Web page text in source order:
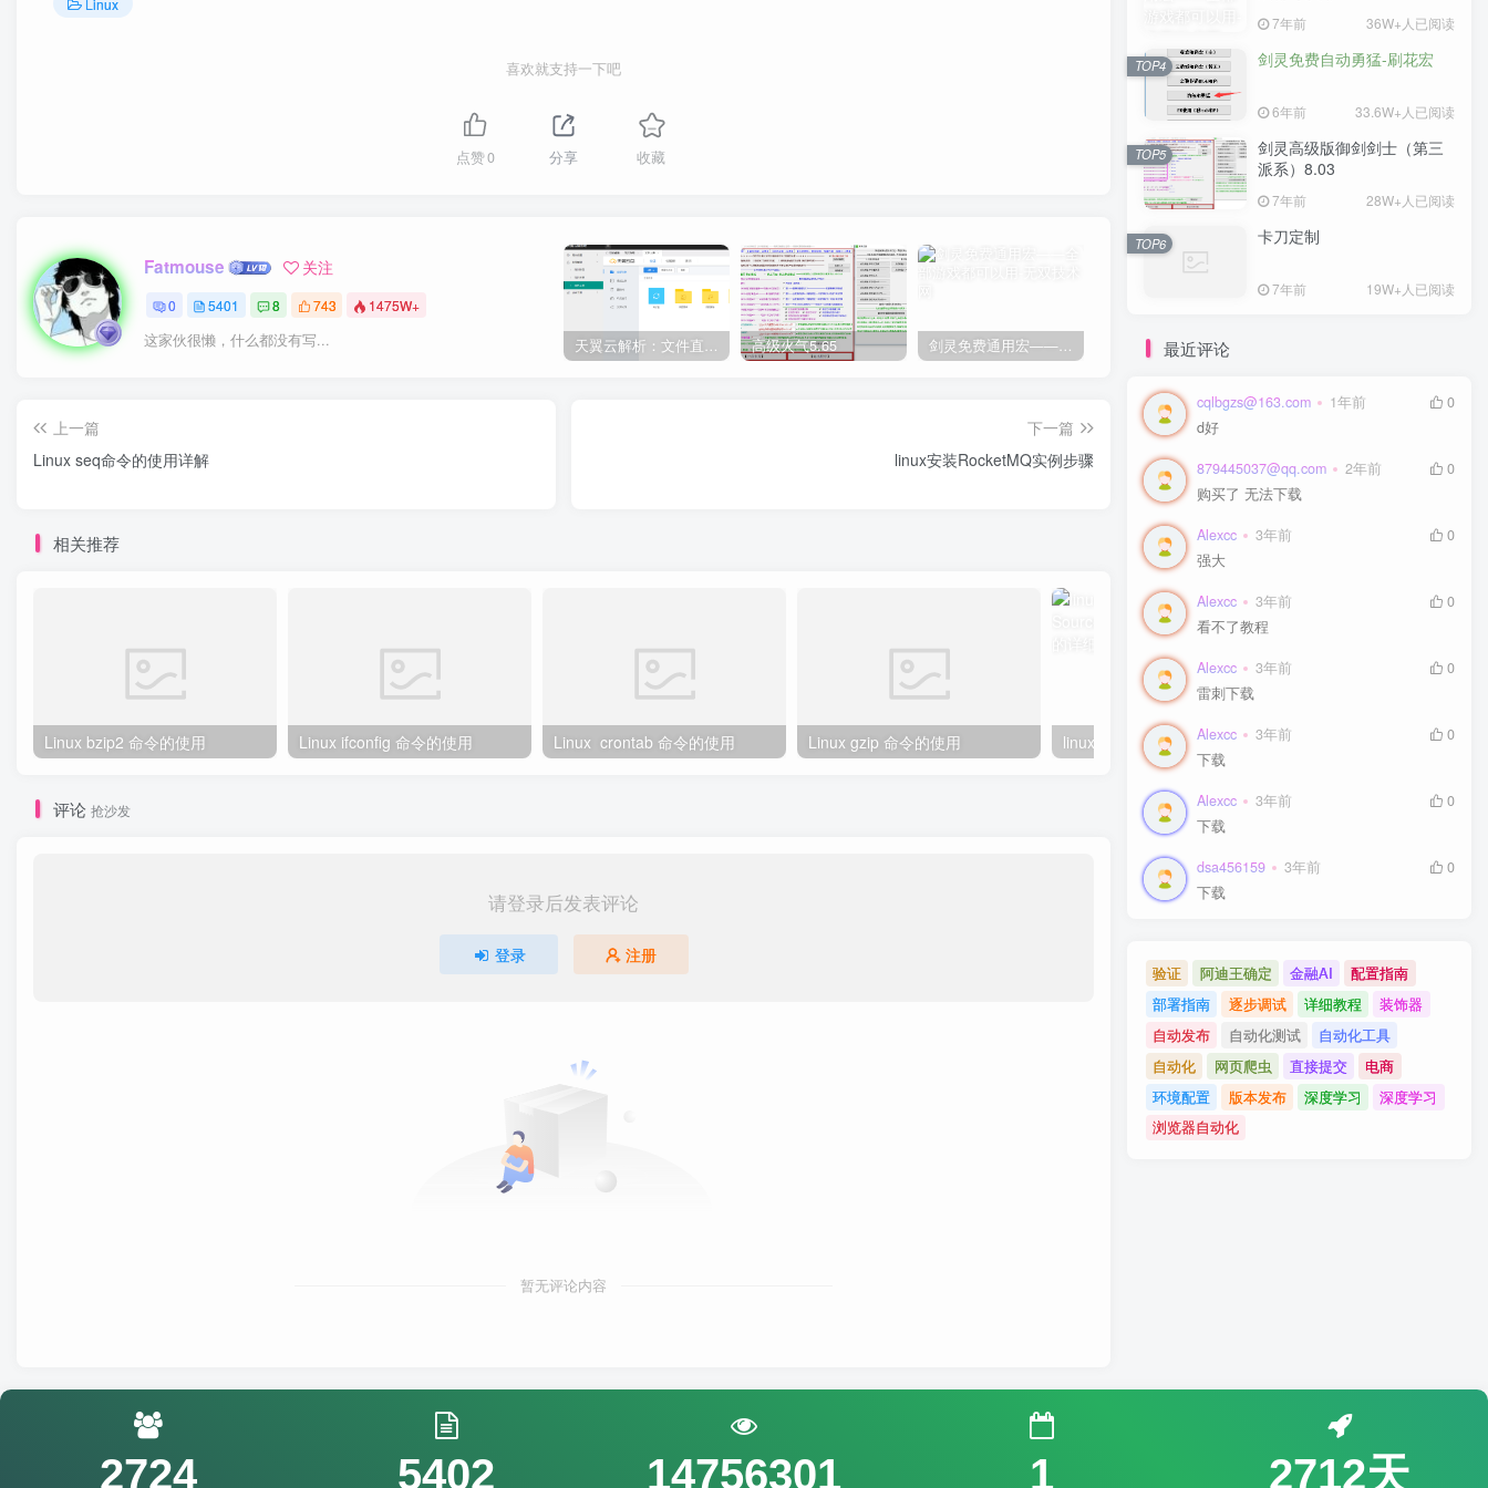
喜欢就支持一下吧
点赞0 分享 收藏
Fatmouse 关注
0 5401 8 743 1475W+
这家伙很懒，什么都没有写... 高级火气5.65 剑灵免费自动勇猛-刷花宏
上一篇
Linux seq命令的使用详解
下一篇
linux安装RocketMQ实例步骤
相关推荐
Linux bzip2 命令的使用 Linux ifconfig 命令的使用 Linux crontab 命令的使用 Linux gzip 命令的使用 linux系统虚拟主机开启支持SourceGuardian（sg11）加密组件的详细步骤
评论 抢沙发
请登录后发表评论
登录 注册
暂无评论内容
7年前 36W+人已阅读
剑灵免费自动勇猛-刷花宏
6年前 33.6W+人已阅读
TOP4
剑灵高级版御剑剑士（第三
派系）8.03
7年前 28W+人已阅读
TOP5
卡刀定制
7年前 19W+人已阅读
TOP6
最近评论
cqlbgzs@163.com 1年前
0
d好
879445037@qq.com 2年前
0
购买了 无法下载
Alexcc 3年前
0
强大
Alexcc 3年前
0
看不了教程
Alexcc 3年前
0
雷刺下载
Alexcc 3年前
0
下载
Alexcc 3年前
0
下载
dsa456159 3年前
0
下载
验证 阿迪王确定 金融AI
配置指南
部署指南
逐步调试 详细教程
装饰器
自动发布
自动化测试
自动化工具
自动化
网页爬虫 直接提交
电商
环境配置
版本发布 深度学习
深度学习
浏览器自动化
2724 5402 14756301 1 2712天